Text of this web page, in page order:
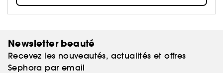
Newsletter beauté
Recevez les nouveautés, actualités et offres
Sephora par email